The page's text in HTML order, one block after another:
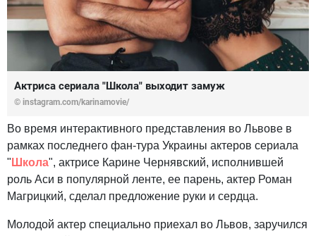
Актриса сериала "Школа" выходит замуж
© instagram.com/karinamovie/
Во время интерактивного представления во Львове в
рамках последнего фан-тура Украины актеров сериала
" Школа", актрисе Карине Чернявский, исполнившей
роль Аси в популярной ленте, ее парень, актер Роман
Магрицкий, сделал предложение руки и сердца.
Молодой актер специально приехал во Львов, заручился